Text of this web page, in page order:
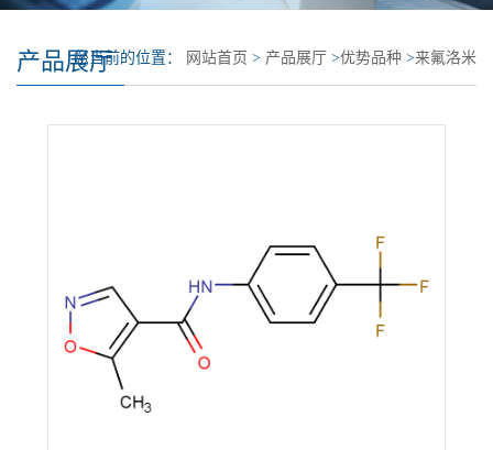
产品展厅您当前的位置： 网站首页 > 产品展厅 >优势品种 >来氟洛米